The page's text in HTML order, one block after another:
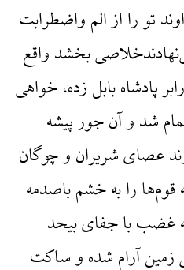
تو را از الم واضطرابت
بخشد واقع
پادشاه بابل زده، خواهی
شد و آن جور پیشه
عصای شریران و چوگان
قوم‌ها را به خشم باصدمه
غضب با جفای بیحد
زمین آرام شده و ساکت